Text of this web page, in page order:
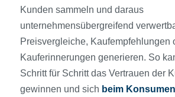
Kunden sammeln und daraus
unternehmensübergreifend
Preisvergleiche, Kaufempfehlungen
Kauferinnerungen generieren. So
Schritt für Schritt das Vertrauen der
gewinnen und sich beim